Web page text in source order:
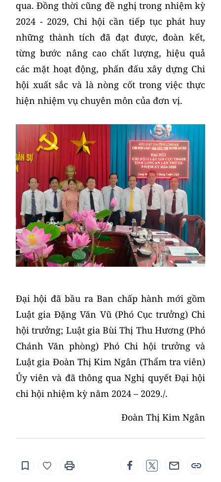
qua. Đồng thời cũng đề nghị trong nhiệm kỳ
2024 - 2029, Chi hội cần tiếp tục phát huy
những thành tích đã đạt được, đoàn kết,
từng bước nâng cao chất lượng, hiệu quả
các mặt hoạt động, phấn đấu xây dựng Chi
hội xuất sắc và là nòng cốt trong việc thực
hiện nhiệm vụ chuyên môn của đơn vị.
Đại hội đã bầu ra Ban chấp hành mới gồm
Luật gia Đặng Văn Vũ (Phó Cục trưởng) Chi
hội trưởng; Luật gia Bùi Thị Thu Hương (Phó
Chánh Văn phòng) Phó Chi hội trưởng và
Luật gia Đoàn Thị Kim Ngân (Thẩm tra viên)
Ủy viên và đã thông qua Nghị quyết Đại hội
chi hội nhiệm kỳ năm 2024 – 2029./.
Đoàn Thị Kim Ngân